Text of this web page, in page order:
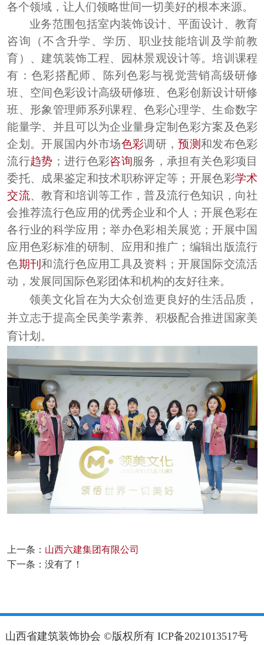
各个领域 ，让人们领略世间一切美好的根本来源。
业务范围包括室内装饰设计、平面设计、教育
咨询 （不含升学 、 学历、 职业技能培训及学前教
育 ）、建筑装饰工程、 园林景观设计等。培训课程
有 ：色彩搭配师 、陈列色彩与视觉营销高级研修
班、空间色彩设计高级研修班、色彩创新设计研修
班、 形象管理师系列课程、色彩心理学、生命数字
能量学、 并且可以为企业量身定制色彩方案及色彩
企划 。开展国内外市场色彩调研，预测和发布色彩
流行趋势 ；进行色彩咨询服务，承担有关色彩项目
委托、成果鉴定和技术职称评定等；开展色彩学术
交流、教育和培训等工作，普及流行色知识，向社
会推荐流行色应用的优秀企业和个人；开展色彩在
各行业的科学应用；举办色彩相关展览；开展中国
应用色彩标准的研制、应用和推广；编辑出版流行
色期刊和流行色应用工具及资料；开展国际交流活
动，发展同国际色彩团体和机构的友好往来。
领美文化旨在为大众创造更良好的生活品质 ，
并立志于提高全民美学素养、 积极配合推进国家美
育计划 。
上一条： 山西六建集团有限公司
下一条：没有了！
山西省建筑装饰协会 ©版权所有 ICP备2021013517号